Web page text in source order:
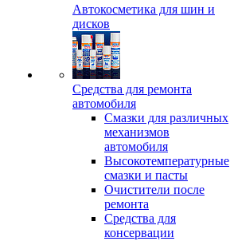
Автокосметика для шин и
дисков
Средства для ремонта
автомобиля
Смазки для различных
механизмов
автомобиля
Высокотемпературные
смазки и пасты
Очистители после
ремонта
Средства для
консервации